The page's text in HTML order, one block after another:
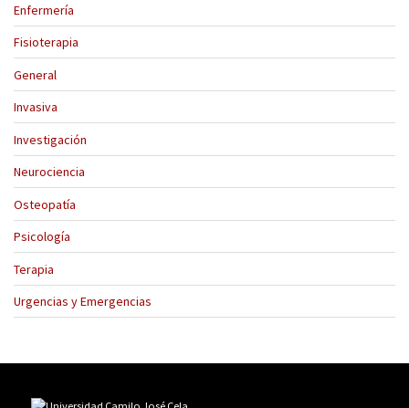
Enfermería
Fisioterapia
General
Invasiva
Investigación
Neurociencia
Osteopatía
Psicología
Terapia
Urgencias y Emergencias